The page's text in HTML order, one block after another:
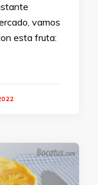
vamos
esta fruta: